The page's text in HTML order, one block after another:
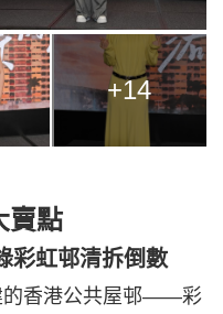
+14
賣點
彩虹邨清拆倒數
的香港公共屋邨——彩